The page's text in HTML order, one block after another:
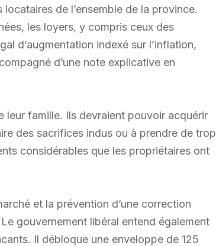
de l’ensemble de la province.
les loyers, y compris ceux des
d’augmentation indexé sur l’inflation,
d’une note explicative en
leur famille. Ils devraient pouvoir acquérir
des sacrifices indus ou à prendre de trop
considérables que les propriétaires ont
et la prévention d’une correction
gouvernement libéral entend également
Il débloque une enveloppe de 125